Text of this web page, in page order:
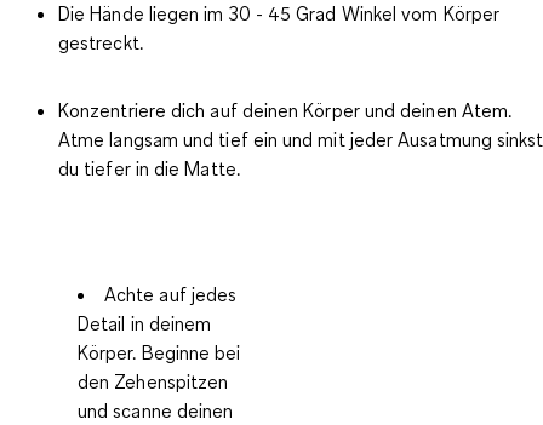
Die Hände liegen im 30 - 45 Grad Winkel vom Körper
gestreckt.
Konzentriere dich auf deinen Körper und deinen Atem.
Atme langsam und tief ein und mit jeder Ausatmung sinkst
du tiefer in die Matte.
Achte auf jedes
Detail in deinem
Körper. Beginne bei
den Zehenspitzen
und scanne deinen